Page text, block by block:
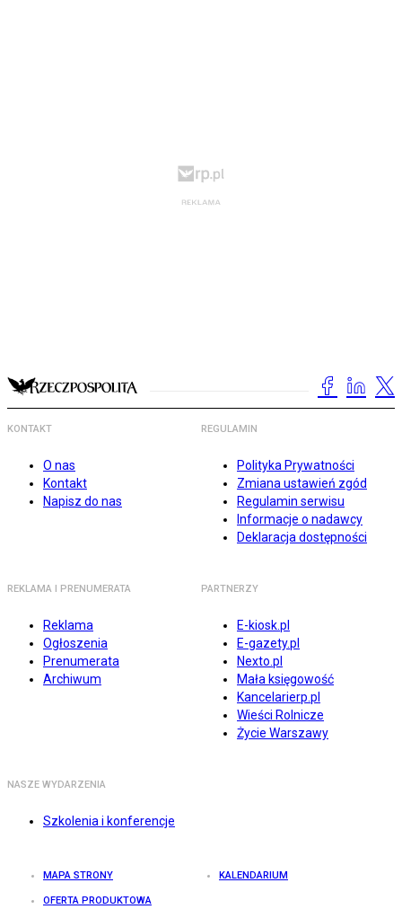
KONTAKT
O nas
Kontakt
Napisz do nas
REGULAMIN
Polityka Prywatności
Zmiana ustawień zgód
Regulamin serwisu
Informacje o nadawcy
Deklaracja dostępności
REKLAMA I PRENUMERATA
Reklama
Ogłoszenia
Prenumerata
Archiwum
PARTNERZY
E-kiosk.pl
E-gazety.pl
Nexto.pl
Mała księgowość
Kancelarierp.pl
Wieści Rolnicze
Życie Warszawy
NASZE WYDARZENIA
Szkolenia i konferencje
MAPA STRONY KALENDARIUM
OFERTA PRODUKTOWA